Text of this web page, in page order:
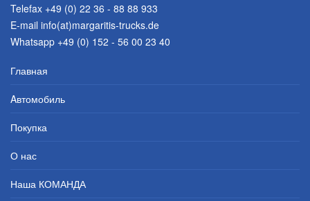
Telefax +49 (0) 22 36 - 88 88 933
E-mail info(at)margaritis-trucks.de
Whatsapp +49 (0) 152 - 56 00 23 40
Главная
Aвтомобиль
Покупка
О нас
Наша КОМАНДА